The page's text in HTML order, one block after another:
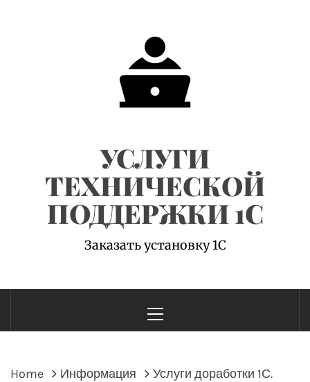
УСЛУГИ
ТЕХНИЧЕСКОЙ
ПОДДЕРЖКИ 1С
Заказать установку 1С
Menu
Home Информация
Услуги доработки 1С.